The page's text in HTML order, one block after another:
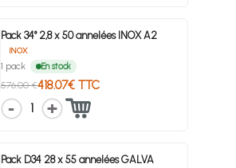
Pack 34° 2,8 x 50 annelées INOX A2
INOX
1 pack En stock
576.00 €418.07€ TTC
1
Pack D34 28 x 55 annelées GALVA